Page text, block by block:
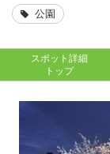
公園
スポット詳細
トップ